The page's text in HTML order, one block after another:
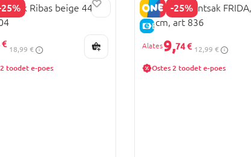
t-särk Ribas beige 44
€
18,99 €
toodet e-poes
-25%
E-HIND
VILAURITA pintsak FRIDA,
74 cm, art 836
9,74 € 12,99 €
Ostes 2 toodet e-poes